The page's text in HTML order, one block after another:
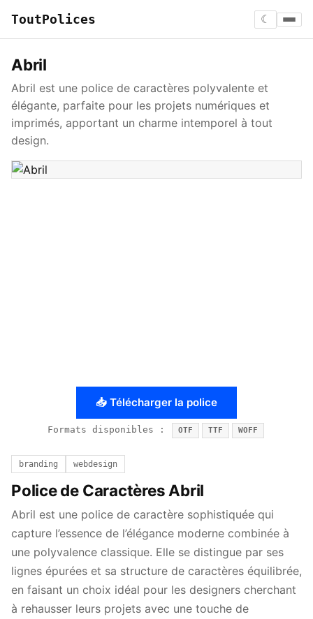
ToutPolices ☾
Abril
Abril est une police de caractères polyvalente et
élégante, parfaite pour les projets numériques et
imprimés, apportant un charme intemporel à tout
design.
📥 Télécharger la police
Formats disponibles : OTF TTF WOFF
branding webdesign
Police de Caractères Abril
Abril est une police de caractère sophistiquée qui
capture l’essence de l’élégance moderne combinée à
une polyvalence classique. Elle se distingue par ses
lignes épurées et sa structure de caractères équilibrée,
en faisant un choix idéal pour les designers cherchant
à rehausser leurs projets avec une touche de